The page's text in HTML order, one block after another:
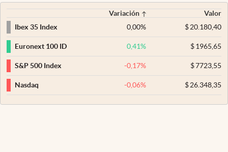
Variación
Valor
Ibex 35 Index
0,00% $20.180,40
Euronext 100 ID 0,41% $1965,65
S&P 500 Index -0,17% $7723,55
Nasdaq -0,06% $26.348,35